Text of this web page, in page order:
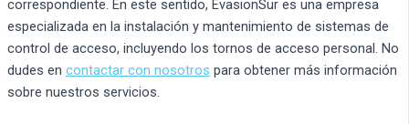
correspondiente. En este sentido, EvasionSur es una empresa
especializada en la instalación y mantenimiento de sistemas de
control de acceso, incluyendo los tornos de acceso personal. No
dudes en contactar con nosotros para obtener más información
sobre nuestros servicios.